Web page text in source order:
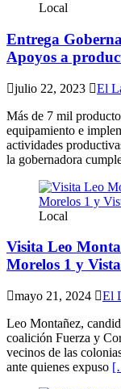
Local
Entrega
Apoyos a
julio 22, 2023 El
Más de 7 mil
equipamiento e
actividades
la gobernadora
Local
Visita Leo
Morelos 1 y
mayo 21, 2024 El
Leo Montañez,
coalición Fuerza y
vecinos de las
ante quienes expuso